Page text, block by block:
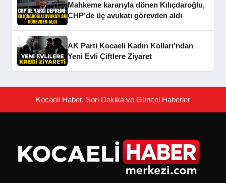
Mahkeme kararıyla dönen Kılıçdaroğlu,
CHP’de üç avukatı görevden aldı
AK Parti Kocaeli Kadın Kolları’ndan
Yeni Evli Çiftlere Ziyaret
Kocaeli Haber, Son Dakika ve Güncel Haberler